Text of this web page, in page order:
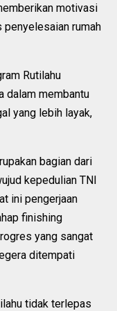
motivasi
penyelesaian rumah
Rutilahu
dalam membantu
yang lebih layak,
bagian dari
kepedulian TNI
ini pengerjaan
finishing
yang sangat
ditempati
tidak terlepas